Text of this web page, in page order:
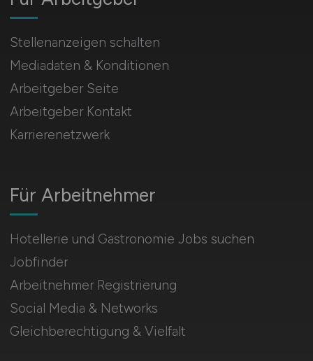
Für Arbeitnehmer
Hotellerie und Gastronomie Jobs suchen
Jobfinder
Arbeitnehmer Registrierung
Social Media & Networks
Gleichberechtigung & Vielfalt
Stellenanzeigen schalten
Mediadaten & Konditionen
Arbeitgeber Seite
Arbeitgeber Kontakt
Karrierenetzwerk